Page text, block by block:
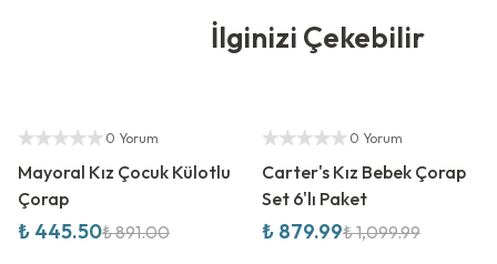
İlginizi Çekebilir
Yetkili Satıcı
0 Yorum
Mayoral Kız Çocuk Külotlu
Çorap
₺ 445.50₺ 891.00
Yetkili Satıcı
0 Yorum
Carter's Kız Bebek Çorap
Set 6'lı Paket
₺ 879.99₺ 1,099.99